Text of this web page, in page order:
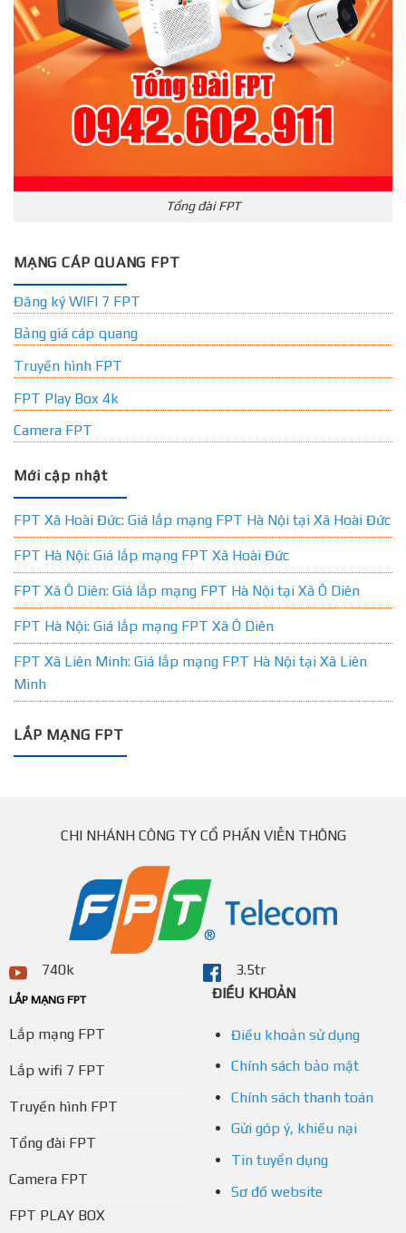
Tổng đài FPT
MẠNG CÁP QUANG FPT
Đăng ký WIFI 7 FPT
Bảng giá cáp quang
Truyền hình FPT
FPT Play Box 4k
Camera FPT
Mới cập nhật
FPT Xã Hoài Đức: Giá lắp mạng FPT Hà Nội tại Xã Hoài Đức
FPT Hà Nội: Giá lắp mạng FPT Xã Hoài Đức
FPT Xã Ô Diên: Giá lắp mạng FPT Hà Nội tại Xã Ô Diên
FPT Hà Nội: Giá lắp mạng FPT Xã Ô Diên
FPT Xã Liên Minh: Giá lắp mạng FPT Hà Nội tại Xã Liên
Minh
LẮP MẠNG FPT
CHI NHÁNH CÔNG TY CỔ PHẦN VIỄN THÔNG
740k 3.5tr
LẮP MẠNG FPT
Lắp mạng FPT
Lắp wifi 7 FPT
Truyền hình FPT
Tổng đài FPT
Camera FPT
FPT PLAY BOX
ĐIỀU KHOẢN
Điều khoản sử dụng
Chính sách bảo mật
Chính sách thanh toán
Gửi góp ý, khiếu nại
Tin tuyển dụng
Sơ đồ website